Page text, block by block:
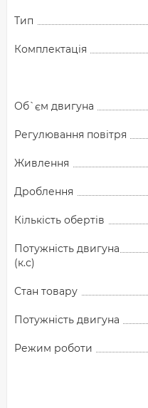
Тип
Комплектація
Об`єм двигуна
Регулювання повітря
Живлення
Дроблення
Кількість обертів
Потужність двигуна
(к.с)
Стан товару
Потужність двигуна
Режим роботи